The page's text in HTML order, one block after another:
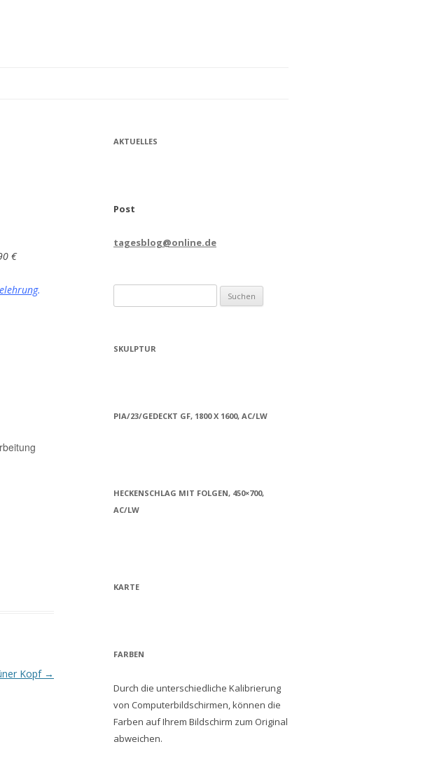
€
.
Kopf →
AKTUELLES
Post
tagesblog@online.de
nach:
SKULPTUR
PIA/23/GEDECKT GF, 1800 X 1600, AC/LW
HECKENSCHLAG MIT FOLGEN, 450×700,
AC/LW
KARTE
FARBEN
Durch die unterschiedliche Kalibrierung
von Computerbildschirmen, können die
Farben auf Ihrem Bildschirm zum Original
abweichen.